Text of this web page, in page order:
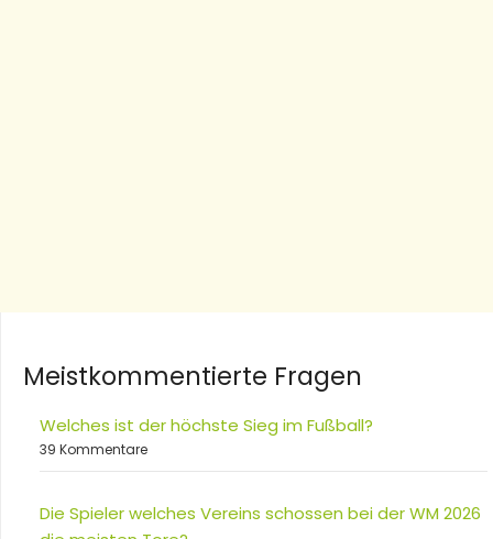
Meistkommentierte Fragen
Welches ist der höchste Sieg im Fußball?
39 Kommentare
Die Spieler welches Vereins schossen bei der WM 2026